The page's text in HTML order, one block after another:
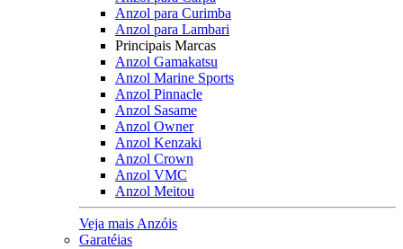
Anzol para Curimba
Anzol para Lambari
Principais Marcas
Anzol Gamakatsu
Anzol Marine Sports
Anzol Pinnacle
Anzol Sasame
Anzol Owner
Anzol Kenzaki
Anzol Crown
Anzol VMC
Anzol Meitou
Veja mais Anzóis
Garatéias